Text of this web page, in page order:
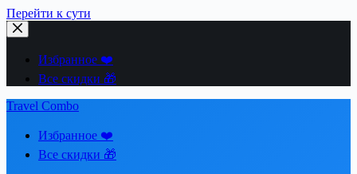
Перейти к сути
Избранное ❤️
Все скидки 🎁
Travel Combo
Избранное ❤️
Все скидки 🎁